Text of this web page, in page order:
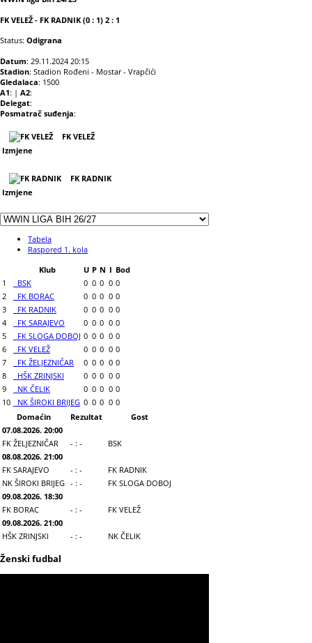
FK VELEŽ - FK RADNIK (0 : 1) 2 : 1
Status: Odigrana
Datum: 29.11.2024 20:15
Stadion: Stadion Rođeni - Mostar - Vrapčići
Gledalaca: 1500
A1: | A2:
Delegat:
Posmatrač suđenja:
FK VELEŽ
Izmjene
FK RADNIK
Izmjene
Tabela
Raspored 1. kola
Klub
U P N I Bod
1
BSK 0 0 0 0 0
2
FK BORAC 0 0 0 0 0
3
FK RADNIK 0 0 0 0 0
4
FK SARAJEVO 0 0 0 0 0
5
FK SLOGA DOBOJ 0 0 0 0 0
6
FK VELEŽ 0 0 0 0 0
7
FK ŽELJEZNIČAR 0 0 0 0 0
8
HŠK ZRINJSKI 0 0 0 0 0
9
NK ČELIK 0 0 0 0 0
10
NK ŠIROKI BRIJEG 0 0 0 0 0
Domaćin
Rezultat
Gost
07.08.2026. 20:00
FK ŽELJEZNIČAR
- : -
BSK
08.08.2026. 21:00
FK SARAJEVO
- : -
FK RADNIK
NK ŠIROKI BRIJEG - : -
FK SLOGA DOBOJ
09.08.2026. 18:30
FK BORAC
- : -
FK VELEŽ
09.08.2026. 21:00
HŠK ZRINJSKI
- : - NK ČELIK
Ženski fudbal